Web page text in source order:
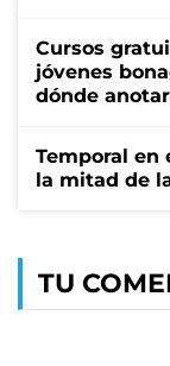
Cursos
jóvenes
dónde
Temporal en
la mitad de
TU